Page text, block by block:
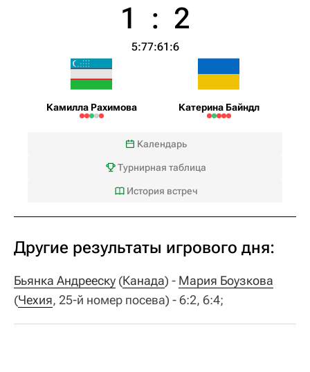
Камилла Рахимова
1 : 2
5:77:61:6
Катерина Байндл
Календарь
Турнирная таблица
История встреч
Другие результаты игрового дня:
Бьянка Андрееску (Канада) - Мария Боузкова
(Чехия, 25-й номер посева) - 6:2, 6:4;